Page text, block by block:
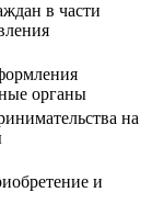
в части
органы
на
и